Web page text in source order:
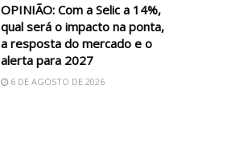
OPINIÃO: Com a Selic a 14%,
qual será o impacto na ponta,
a resposta do mercado e o
alerta para 2027
6 DE AGOSTO DE 2026